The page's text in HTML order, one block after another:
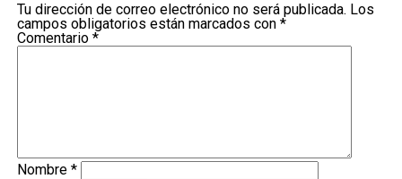
Tu dirección de correo electrónico no será publicada. Los
campos obligatorios están marcados con *
Comentario *
Nombre *